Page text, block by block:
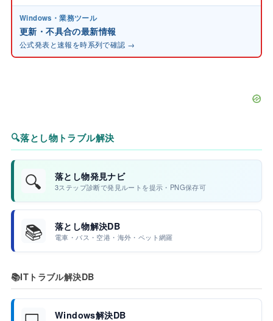
Windows・業務ツール
更新・不具合の最新情報
公式発表と速報を時系列で確認 →
🔍落とし物トラブル解決
🔍 落とし物発見ナビ
3ステップ診断で発見ルートを提示・PNG保存可
📚 落とし物解決DB
電車・バス・空港・海外・ペット網羅
📚ITトラブル解決DB
Windows解決DB